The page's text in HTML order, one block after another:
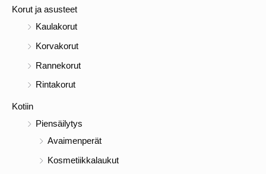
Korut ja asusteet
Kaulakorut
Korvakorut
Rannekorut
Rintakorut
Kotiin
Piensäilytys
Avaimenperät
Kosmetiikkalaukut